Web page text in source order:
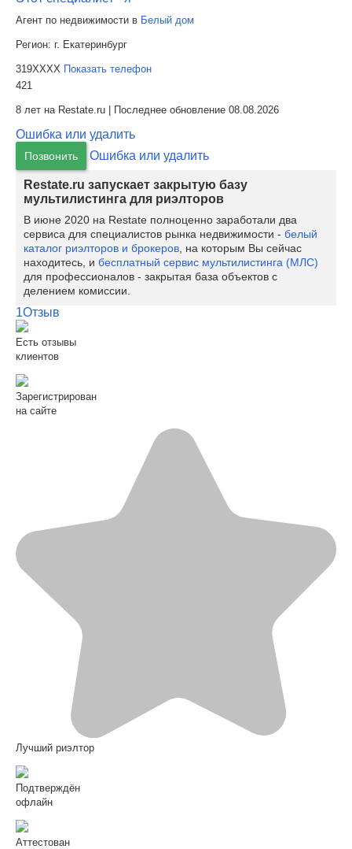
Агент по недвижимости в Белый дом
Регион: г. Екатеринбург
319XXXX Показать телефон
421
8 лет на Restate.ru | Последнее обновление 08.08.2026
Ошибка или удалить
Позвонить Ошибка или удалить
Restate.ru запускает закрытую базу
мультилистинга для риэлторов
В июне 2020 на Restate полноценно заработали два
сервиса для специалистов рынка недвижимости - белый
каталог риэлторов и брокеров , на которым Вы сейчас
находитесь, и бесплатный сервис мультилистинга (МЛС)
для профессионалов - закрытая база объектов с
делением комиссии.
1Отзыв
Есть отзывы
клиентов
Зарегистрирован
на сайте
Лучший риэлтор
Подтверждён
офлайн
Аттестован